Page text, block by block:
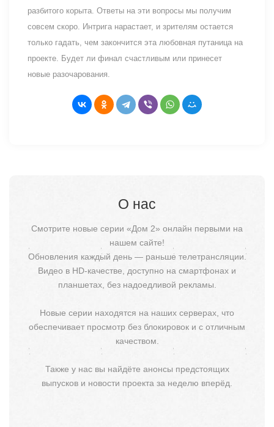
разбитого корыта. Ответы на эти вопросы мы получим
совсем скоро. Интрига нарастает, и зрителям остается
только гадать, чем закончится эта любовная путаница на
проекте. Будет ли финал счастливым или принесет
новые разочарования.
О нас
Смотрите новые серии «Дом 2» онлайн первыми на
нашем сайте!
Обновления каждый день — раньше телетрансляции.
Видео в HD-качестве, доступно на смартфонах и
планшетах, без надоедливой рекламы.
Новые серии находятся на наших серверах, что
обеспечивает просмотр без блокировок и с отличным
качеством.
Также у нас вы найдёте анонсы предстоящих
выпусков и новости проекта за неделю вперёд.